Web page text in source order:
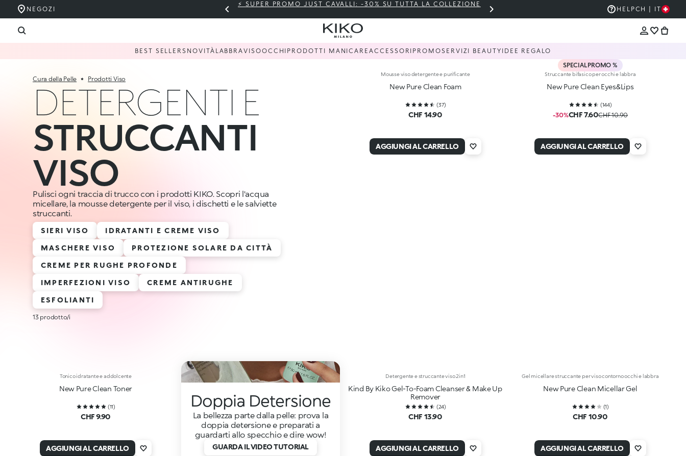
NEGOZI
⚡ SUPER PROMO JUST CAVALLI: -30% SU TUTTA LA COLLEZIONE THE KIKO SALE: FINO AL 50% DI
HELPCH | IT
BEST SELLERS NOVITÀ LABBRAVISOOCCHI PRODOTTI MANICAREACCESSORI PROMOSERVIZI BEAUTY IDEE REGALO
Cura della Pelle Prodotti Viso
DETERGENTI E
STRUCCANTI
VISO
Pulisci ogni traccia di trucco con i prodotti KIKO. Scopri l'acqua
micellare, la mousse detergente per il viso, i dischetti e le salviette
struccanti.
SIERI VISO
IDRATANTI E CREME VISO
MASCHERE VISO
PROTEZIONE SOLARE DA CITTÀ
CREME PER RUGHE PROFONDE
IMPERFEZIONI VISO
CREME ANTIRUGHE
ESFOLIANTI
13 prodotto/i
Mousse viso detergente e purificante
New Pure Clean Foam
(37)
CHF 14.90
AGGIUNGI AL CARRELLO
SPECIAL PROMO %
Struccante bifasico per occhi e labbra
New Pure Clean Eyes&Lips
(144)
-30%CHF 7.60CHF 10.90
AGGIUNGI AL CARRELLO
Tonico idratante e addolcente
New Pure Clean Toner
(11)
CHF 9.90
AGGIUNGI AL CARRELLO
Doppia Detersione
La bellezza parte dalla pelle: prova la
doppia detersione e preparati a
guardarti allo specchio e dire wow!
GUARDA IL VIDEO TUTORIAL
Detergente e struccante viso 2in1
Kind By Kiko Gel-To-Foam Cleanser & Make Up
Remover
(24)
CHF 13.90
AGGIUNGI AL CARRELLO
Gel micellare struccante per viso contorno occhi e labbra
New Pure Clean Micellar Gel
(1)
CHF 10.90
AGGIUNGI AL CARRELLO